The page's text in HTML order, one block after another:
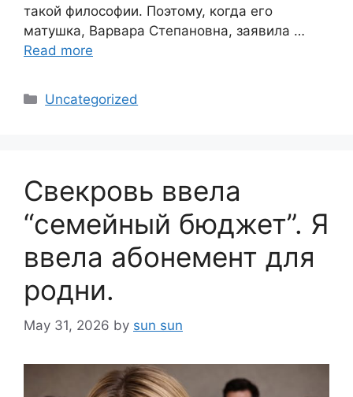
такой философии. Поэтому, когда его
матушка, Варвара Степановна, заявила …
Read more
Categories
Uncategorized
Свекровь ввела
“семейный бюджет”. Я
ввела абонемент для
родни.
May 31, 2026 by sun sun